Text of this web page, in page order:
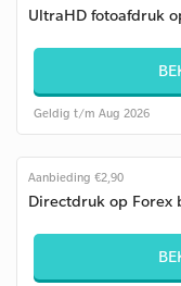
UltraHD fotoafdruk
Geldig t/m Aug 2026
Aanbieding €2,90
Directdruk op Forex